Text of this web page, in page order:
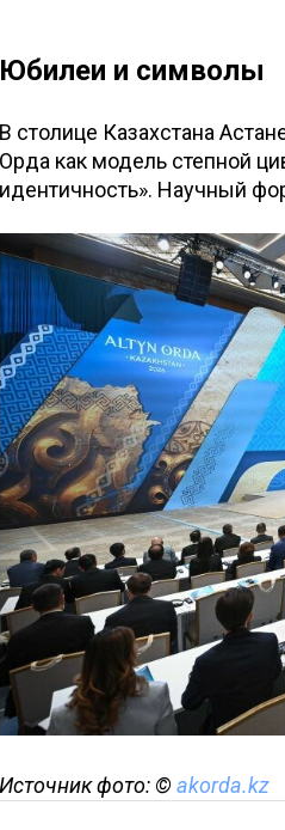
Юбилеи и символы
В столице Казахстана
Орда как модель степной
идентичность». Научный
Источник фото: © akorda.kz